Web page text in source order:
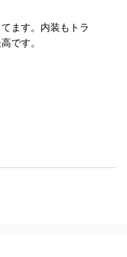
ます。内装もトラ
です。